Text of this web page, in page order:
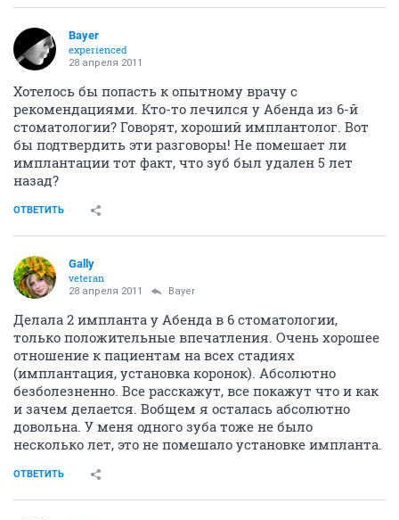
Bayer
experienced
28 апреля 2011
Хотелось бы попасть к опытному врачу с
рекомендациями. Кто-то лечился у Абенда из 6-й
стоматологии? Говорят, хороший имплантолог. Вот
бы подтвердить эти разговоры! Не помешает ли
имплантации тот факт, что зуб был удален 5 лет
назад?
ОТВЕТИТЬ
Gally
veteran
28 апреля 2011 Bayer
Делала 2 импланта у Абенда в 6 стоматологии,
только положительные впечатления. Очень хорошее
отношение к пациентам на всех стадиях
(имплантация, установка коронок). Абсолютно
безболезненно. Все расскажут, все покажут что и как
и зачем делается. Вобщем я осталась абсолютно
довольна. У меня одного зуба тоже не было
несколько лет, это не помешало установке импланта.
ОТВЕТИТЬ